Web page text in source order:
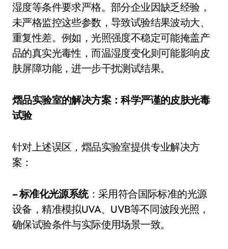
湿度等条件要求严格。部分企业因缺乏经验，
未严格监控这些参数，导致试验结果波动大、
重复性差。例如，光照强度不稳定可能掩盖产
品的真实光毒性，而温湿度变化则可能影响皮
肤屏障功能，进一步干扰测试结果。
熠品实验室的解决方案：科学严谨的皮肤光毒
试验
针对上述误区，熠品实验室提供专业解决方
案：
– 标准化光源系统：采用符合国际标准的光源
设备，精准模拟UVA、UVB等不同波段光照，
确保试验条件与实际使用场景一致。